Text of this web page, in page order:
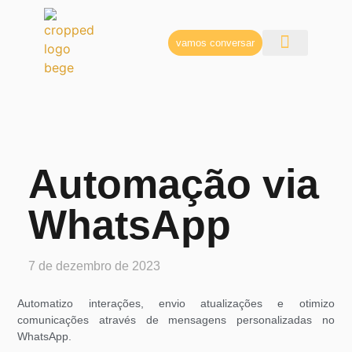
vamos conversar
Automação via
WhatsApp
7 de dezembro de 2023
Automatizo interações, envio atualizações e otimizo
comunicações através de mensagens personalizadas no
WhatsApp.